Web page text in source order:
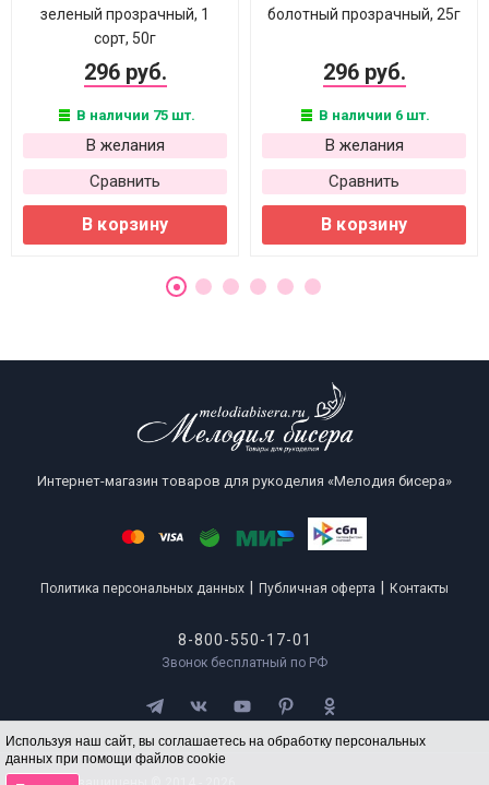
Используя наш сайт, вы соглашаетесь на обработку персональных
данных при помощи файлов cookie
зеленый прозрачный, 1
сорт, 50г
296 руб.
В наличии 75 шт.
В желания
Сравнить
В корзину
болотный прозрачный, 25г
296 руб.
В наличии 6 шт.
В желания
Сравнить
В корзину
Интернет-магазин товаров для рукоделия «Мелодия бисера»
Политика персональных данных Публичная оферта Контакты
8-800-550-17-01
Звонок бесплатный по РФ